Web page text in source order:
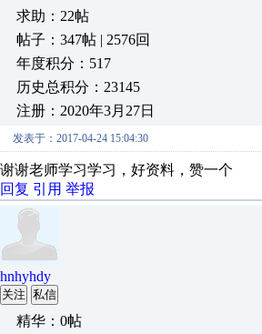
求助：22帖
帖子：347帖 | 2576回
年度积分：517
历史总积分：23145
注册：2020年3月27日
发表于：2017-04-24 15:04:30
谢谢老师学习学习，好资料，赞一个
回复 引用 举报
hnhyhdy
关注 私信
精华：0帖